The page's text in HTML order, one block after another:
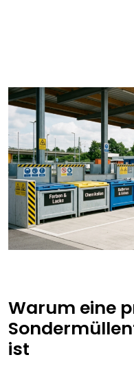
Warum eine
ist